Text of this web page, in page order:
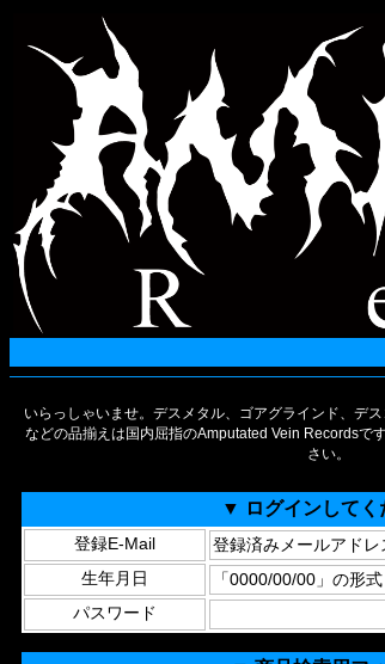
いらっしゃいませ。デスメタル、ゴアグラインド、デ
などの品揃えは国内屈指のAmputated Vein Recordsで
さい。
▼ ログインしてく
登録E-Mail
生年月日
パスワード